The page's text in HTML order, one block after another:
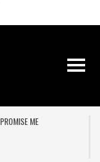
PROMISE ME